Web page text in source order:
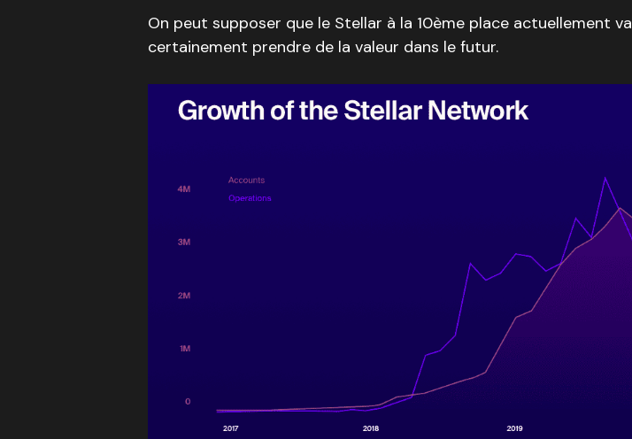
On peut supposer que le Stellar à la 10ème place actuellement va
certainement prendre de la valeur dans le futur.